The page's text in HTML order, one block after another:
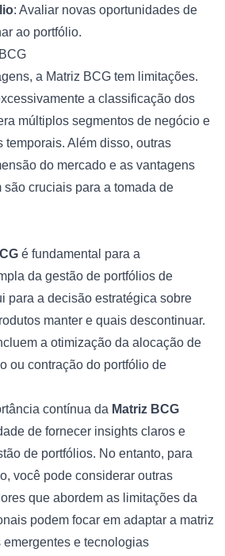
: Avaliar novas oportunidades de
ao portfólio.
a Matriz BCG tem limitações.
a classificação dos
múltiplos segmentos de negócio e
temporais. Além disso, outras
do mercado e as vantagens
são cruciais para a tomada de
é fundamental para a
da gestão de portfólios de
para a decisão estratégica sobre
manter e quais descontinuar.
a otimização da alocação de
ou contração do portfólio de
contínua da Matriz BCG
de fornecer insights claros e
de portfólios. No entanto, para
você pode considerar outras
que abordem as limitações da
podem focar em adaptar a matriz
e tecnologias